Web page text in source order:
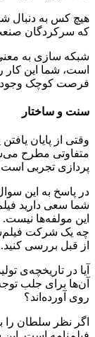
هیچ کس به دنبال
که سرکردگان
شبکه سازی به
است، شما این کار
فرصت کوچک وجود
سنت و ساختار
وقتی از پایان
متفاوتی مطرح
پردازی تجربی است
در پاسخ به این
شما سعی دارید
این مولفه‌ها
چه یک شرکت
از قبل بررسی کنید.
آیا در تاریخچه‌ی
آن‌ها برای جلب
روی آورده‌اند؟
اگر نظر سلطان را